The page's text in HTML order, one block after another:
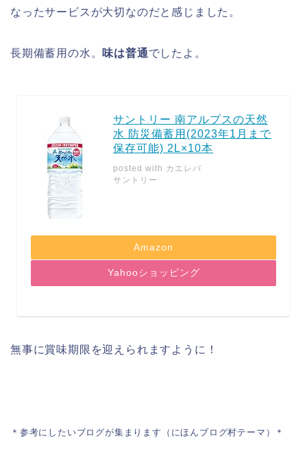
なったサービスが大切なのだと感じました。
長期備蓄用の水。 味は普通でしたよ。
サントリー 南アルプスの天然
水 防災備蓄用(2023年1月まで
保存可能) 2L×10本
posted with カエレバ
サントリー
Amazon
Yahooショッピング
無事に賞味期限を迎えられますように！
＊参考にしたいブログが集まります（にほんブログ村テーマ）＊